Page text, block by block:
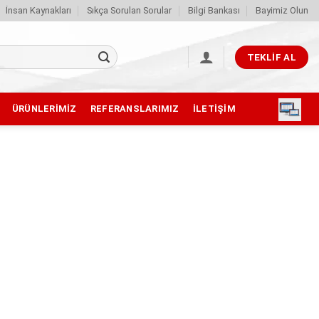
İnsan Kaynakları Sıkça Sorulan Sorular Bilgi Bankası Bayimiz Olun
TEKLIF AL
ÜRÜNLERIMIZ REFERANSLARIMIZ İLETIŞIM